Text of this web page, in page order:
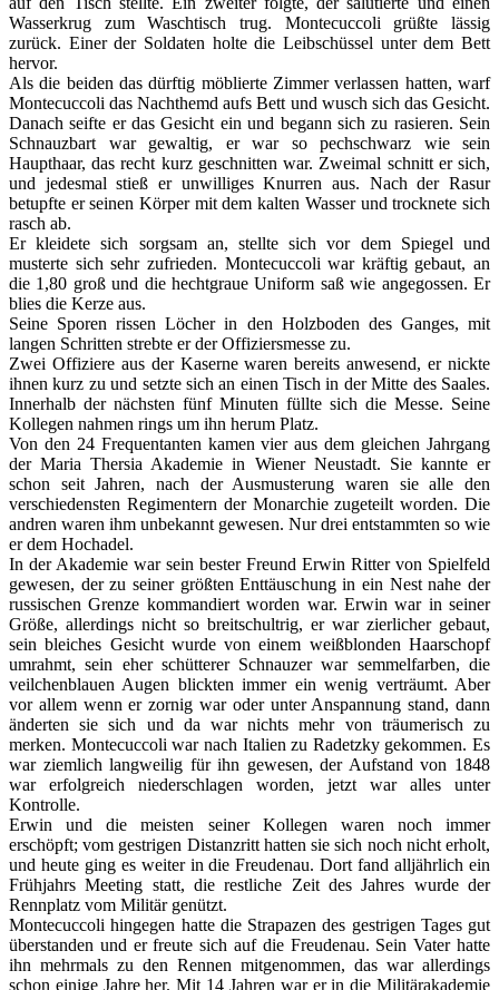
Wasserkrug zum Waschtisch trug. Montecuccoli grüßte lässig
zurück. Einer der Soldaten holte die Leibschüssel unter dem Bett
hervor.
Als die beiden das dürftig möblierte Zimmer verlassen hatten, warf
Montecuccoli das Nachthemd aufs Bett und wusch sich das Gesicht.
Danach seifte er das Gesicht ein und begann sich zu rasieren. Sein
Schnauzbart war gewaltig, er war so pechschwarz wie sein
Haupthaar, das recht kurz geschnitten war. Zweimal schnitt er sich,
und jedesmal stieß er unwilliges Knurren aus. Nach der Rasur
betupfte er seinen Körper mit dem kalten Wasser und trocknete sich
rasch ab.
Er kleidete sich sorgsam an, stellte sich vor dem Spiegel und
musterte sich sehr zufrieden. Montecuccoli war kräftig gebaut, an
die 1,80 groß und die hechtgraue Uniform saß wie angegossen. Er
blies die Kerze aus.
Seine Sporen rissen Löcher in den Holzboden des Ganges, mit
langen Schritten strebte er der Offiziersmesse zu.
Zwei Offiziere aus der Kaserne waren bereits anwesend, er nickte
ihnen kurz zu und setzte sich an einen Tisch in der Mitte des Saales.
Innerhalb der nächsten fünf Minuten füllte sich die Messe. Seine
Kollegen nahmen rings um ihn herum Platz.
Von den 24 Frequentanten kamen vier aus dem gleichen Jahrgang
der Maria Thersia Akademie in Wiener Neustadt. Sie kannte er
schon seit Jahren, nach der Ausmusterung waren sie alle den
verschiedensten Regimentern der Monarchie zugeteilt worden. Die
andren waren ihm unbekannt gewesen. Nur drei entstammten so wie
er dem Hochadel.
In der Akademie war sein bester Freund Erwin Ritter von Spielfeld
gewesen, der zu seiner größten Enttäuschung in ein Nest nahe der
russischen Grenze kommandiert worden war. Erwin war in seiner
Größe, allerdings nicht so breitschultrig, er war zierlicher gebaut,
sein bleiches Gesicht wurde von einem weißblonden Haarschopf
umrahmt, sein eher schütterer Schnauzer war semmelfarben, die
veilchenblauen Augen blickten immer ein wenig verträumt. Aber
vor allem wenn er zornig war oder unter Anspannung stand, dann
änderten sie sich und da war nichts mehr von träumerisch zu
merken. Montecuccoli war nach Italien zu Radetzky gekommen. Es
war ziemlich langweilig für ihn gewesen, der Aufstand von 1848
war erfolgreich niederschlagen worden, jetzt war alles unter
Kontrolle.
Erwin und die meisten seiner Kollegen waren noch immer
erschöpft; vom gestrigen Distanzritt hatten sie sich noch nicht erholt,
und heute ging es weiter in die Freudenau. Dort fand alljährlich ein
Frühjahrs Meeting statt, die restliche Zeit des Jahres wurde der
Rennplatz vom Militär genützt.
Montecuccoli hingegen hatte die Strapazen des gestrigen Tages gut
überstanden und er freute sich auf die Freudenau. Sein Vater hatte
ihn mehrmals zu den Rennen mitgenommen, das war allerdings
schon einige Jahre her. Mit 14 Jahren war er in die Militärakademie